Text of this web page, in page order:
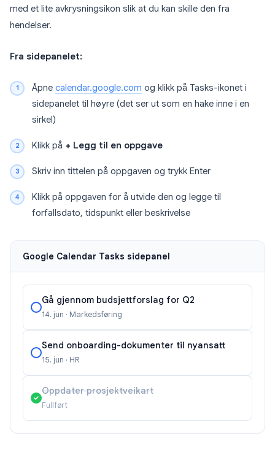
med et lite avkrysningsikon slik at du kan skille den fra
hendelser.
Fra sidepanelet:
Åpne calendar.google.com og klikk på Tasks-ikonet i
sidepanelet til høyre (det ser ut som en hake inne i en
sirkel)
Klikk på + Legg til en oppgave
Skriv inn tittelen på oppgaven og trykk Enter
Klikk på oppgaven for å utvide den og legge til
forfallsdato, tidspunkt eller beskrivelse
Google Calendar Tasks sidepanel
Gå gjennom budsjettforslag for Q2
14. jun · Markedsføring
Send onboarding-dokumenter til nyansatt
15. jun · HR
Oppdater prosjektveikart
Fullført